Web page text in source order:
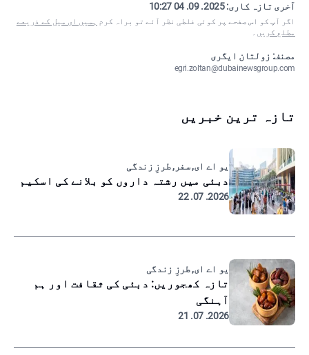
آخری تازہ کاری:2025. 09. 04 10:27
اگر آپ کو اس صفحے پر کوئی غلطی نظر آئے تو براہ کرم ہمیں ای میل کے ذریعے
مطلع کریں ۔
مصنف: زولتان ایگری
egri.zoltan@dubainewsgroup.com
تازہ ترین خبریں
یو اے ای, سفر, طرزِ زندگی
دبئی میں رشتہ داروں کو بلانے کی اسکیم
2026. 07. 22
یو اے ای, طرزِ زندگی
تازہ کھجوریں: دبئی کی ثقافت اور ہم
آہنگی
2026. 07. 21